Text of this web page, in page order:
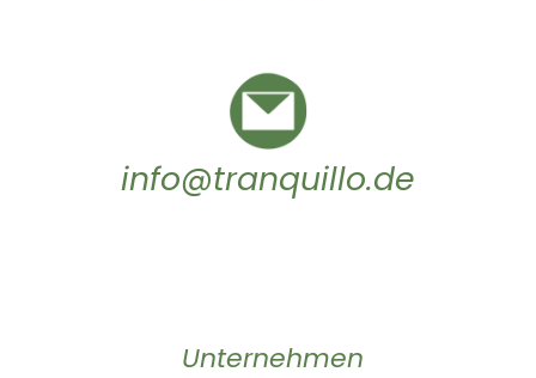
info@tranquillo.de
Unternehmen